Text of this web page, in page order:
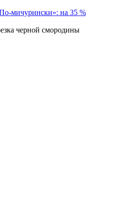
мичурински»: на 35 %
черной смородины